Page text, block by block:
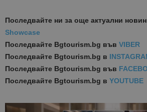
Последвайте ни за още актуални
Showcase
Последвайте Bgtourism.bg във VIBER
Последвайте Bgtourism.bg в
Последвайте Bgtourism.bg във
Последвайте Bgtourism.bg в YOUTUBE